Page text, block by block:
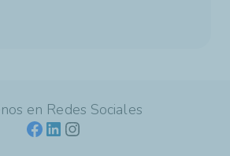
en Redes Sociales